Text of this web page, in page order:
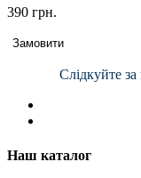
390 грн.
Замовити
Слідкуйте
Наш каталог